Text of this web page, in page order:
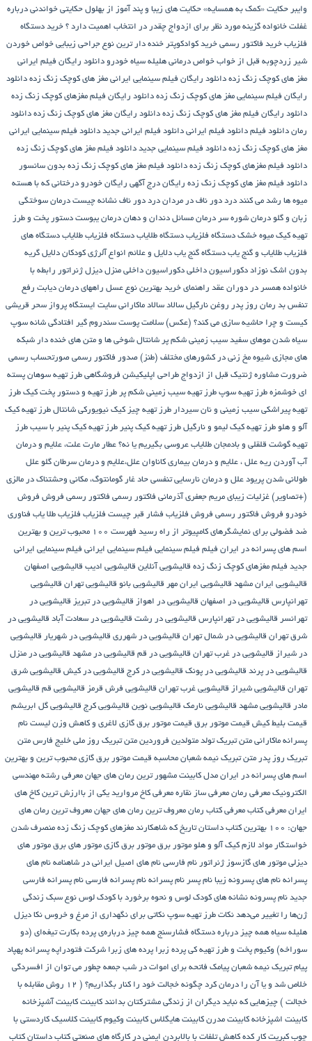
وایبر حکایت «کمک به همسایه» حکایت های زیبا و پند آموز از بهلول حکایتی خواندنی درباره
غفلت خانواده گزینه مورد نظر برای ازدواج چقدر در انتخاب اهمیت دارد ؟ خرید دستگاه
فلزیاب خرید فاکتور رسمی خرید کوادکوپتر خنده دار ترین نوع جراحی زیبایی خواص خوردن
شیر زردچوبه قبل از خواب خواص درمانی هلیله سیاه خودرو دانلود رایگان فیلم ایرانی
مغز های کوچک زنگ زده دانلود رایگان فیلم سینمایی ایرانی مغز های کوچک زنگ زده دانلود
رایگان فیلم سینمایی مغز های کوچک زنگ زده دانلود رایگان فیلم مغزهای کوچک زنگ زده
دانلود رایگان فیلم مغز های کوچک زنگ زده دانلود رایگان مغز های کوچک زنگ زده دانلود
رمان دانلود فیلم دانلود فیلم ایرانی دانلود فیلم ایرانی جدید دانلود فیلم سینمایی ایرانی
مغز های کوچک زنگ زده دانلود فیلم سینمایی جدید دانلود فیلم مغز های کوچک زنگ زده
دانلود فیلم مغزهای کوچک زنگ زده دانلود فیلم مغز های کوچک زنگ زده بدون سانسور
دانلود فیلم مغز های کوچک زنگ زده رایگان درج آگهی رایگان خودرو درختانی که با هسته
میوه ها رشد می کنند درد دور ناف در مردان درد دور ناف نشانه چیست درمان سوختگی
زبان و گلو درمان شوره سر درمان مسائل دندان و دهان درمان یبوست دستور پخت و طرز
تهیه کیک میوه خشک دستگاه فلزیاب دستگاه‌ طلایاب دستگاه‌ فلزیاب طلایاب دستگاه‌ های
فلزیاب طلایاب و گنج‌ یاب دستگاه‌ گنج‌ یاب دلایل و علائم انواع آلرژی کودکان دلایل گریه
بدون اشک نوزاد دکوراسیون داخلی دکوراسیون داخلی منزل دیزل ژنراتور رابطه با
خانواده همسر در دوران عقد راهنمای خرید بهترین نوع عسل راههای درمان دیابت رفع
تنفس بد رمان روز پدر روغن نارگیل سالاد سالاد ماکارانی سایت ایستگاه پرواز سحر قریشی
کیست و چرا حاشیه سازی می کند؟ (عکس) سلامت پوست سندروم گیر افتادگی شانه سوپ
سیاه شدن موهای سفید سیب زمینی شکم پر شانتال شوخی ها و متن های خنده دار شبکه
های مجازی شیوه مخ زنی در کشورهای مختلف (طنز) صدور فاکتور رسمی صورتحساب رسمی
ضرورت مشاوره ژنتیک قبل از ازدواج طراحی اپلیکیشن فروشگاهی طرز تهیه سوهان پسته
ای خوشمزه طرز تهیه سوپ طرز تهیه سیب زمینی شکم پر طرز تهیه و دستور پخت کیک طرز
تهیه پیراشكی سيب زمينی و نان سیردار طرز تهیه چیز کیک نیویورکی شانتال طرز تهیه کیک
آلو و هلو طرز تهیه کیک لیمو و نارگیل طرز تهیه کیک پنیر طرز تهیه کیک پنیر با سیب طرز
تهیه گوشت قلقلی و بادمجان طلایاب عروسی بگیریم یا نه؟ عطار مارت علت، علایم و درمان
آب آوردن ریه علل ، علایم و درمان بیماری کاناوان علل،علایم و درمان سرطان گلو علل
طولانی شدن پریود علل و درمان نارسایی تنفسی حاد غار گومانتوگ، مکانی وحشتناک در مالزی
(+تصاویر) غزلیات زیبای مریم جعفری آذرمانی فاکتور رسمی فاکتور رسمی فروش فروش
خودرو فروش فاکتور رسمی فروش فلزیاب فشار قبر چیست فلزیاب فلزیاب طلا یاب فناوری
ضد فضولی برای نمایشگرهای کامپیوتر از راه رسید
فهرست ۱۰۰ محبوب ترین و بهترین
اسم های پسرانه در ایران فیلم فیلم سینمایی فیلم سینمایی ایرانی فیلم سینمایی ایرانی
جدید فیلم مغزهای کوچک زنگ زده قالیشویی آنلاین قالیشویی ادیب قالیشویی اصفهان
قالیشویی ایران مشهد قالیشویی ایران مهر قالیشویی بانو قالیشویی تهران قالیشویی
تهرانپارس قالیشویی در اصفهان قالیشویی در اهواز قالیشویی در تبریز قالیشویی در
تهرانسر قالیشویی در تهرانپارس قالیشویی در رشت قالیشویی در سعادت آباد قالیشویی در
شرق تهران قالیشویی در شمال تهران قالیشویی در شهرری قالیشویی در شهریار قالیشویی
در شیراز قالیشویی در غرب تهران قالیشویی در قم قالیشویی در مشهد قالیشویی در منزل
قالیشویی در پرند قالیشویی در پونک قالیشویی در کرج قالیشویی در کیش قالیشویی شرق
تهران قالیشویی شیراز قالیشویی غرب تهران قالیشویی فرش قرمز قالیشویی قم قالیشویی
مادر قالیشویی مشهد قالیشویی نارمک قالیشویی نوین قالیشویی کرج قالیشویی گل ابریشم
قیمت بلیط کیش قیمت موتور برق قیمت موتور برق گازی لاغری و کاهش وزن لیست نام
پسرانه ماکارانی متن تبریک تولد متولدین فروردین متن تبریک روز ملی خلیج فارس متن
تبریک روز پدر متن تبریک نیمه شعبان محاسبه قیمت موتور برق گازی محبوب ترین و بهترین
اسم های پسرانه در ایران مدل کابینت مشهور ترین رمان های جهان معرفی رشته مهندسی
الکترونیک معرفی رمان معرفی ساز نقاره معرفی کاخ مروارید یکی از باارزش ترین کاخ های
ایران معرفی کتاب معرفی کتاب رمان معروف ترین رمان های جهان معروف ترین رمان های
جهان: ۱۰۰ بهترین کتاب داستان تاریخ که شاهکارند
مغزهای کوچک زنگ زده منصرف شدن
خواستگار مواد لازم کیک آلو و هلو موتور برق موتور برق گازی موتور های برق موتور های
دیزلی موتور های گازسوز ژنراتور نام فارسی نام های اصیل ایرانی در شاهنامه نام های
پسرانه نام های پسرونه زیبا نام پسر نام پسرانه نام پسرانه فارسی نام پسرانه فارسی
جدید نام پسرونه نشانه های کودک لوس و نحوه برخورد با کودک لوس نوع سبک زندگی
ژن‌ها را تغییر می‌دهد نکات طرز تهیه سوپ نکاتی برای نگهداری از مرغ و خروس نکا دیزل
هلیله سیاه همه چیز درباره دستگاه فشارسنج همه چیز درباره‌ی پرده بکارت تیغه‌ای (دو
سوراخه) وکیوم پخت و طرز تهیه کی پرده زبرا پرده های زبرا شرکت فتودراپه پسرانه پهپاد
پیام تبریک نیمه شعبان پیامک فاتحه برای اموات در شب جمعه چطور می توان از افسردگی
خلاص شد و یا آن را درمان کرد
چگونه خجالت خود را کنار بگذاریم؟ ( 12 روش مقابله با
خجالت ) چیزهایی که نباید دیگران از زندگی مشترکتان بدانند کابینت کابینت آشپزخانه
کابینت اشپزخانه کابینت مدرن کابینت هایگلاس کابینت وکیوم کابینت کلاسیک کاردستی با
چوب کبریت کار کده کاهش تلفات با بالابردن ایمنی در کارگاه های صنعتی کتاب داستان کتاب